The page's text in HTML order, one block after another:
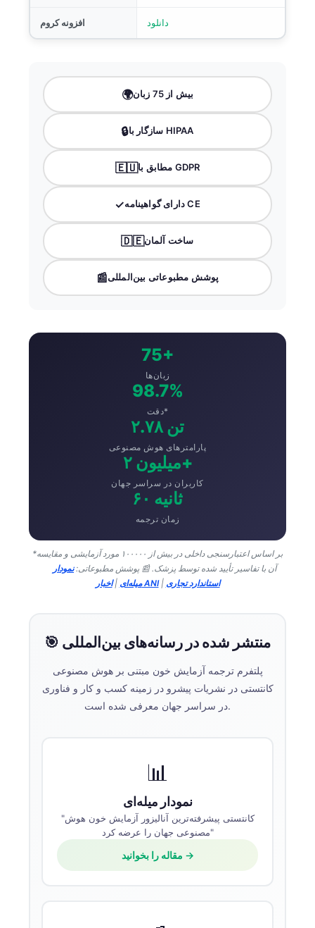
افزونه کروم دانلود
🌍 بیش از 75 زبان
🔒 سازگار با HIPAA
🇪🇺 مطابق با GDPR
✓ دارای گواهینامه CE
🇩🇪ساخت آلمان
📰پوشش مطبوعاتی بین‌المللی
75+
زبان‌ها
98.7%
دقت*
۲.۷۸ تن
پارامترهای هوش مصنوعی
۲ میلیون+
کاربران در سراسر جهان
۶۰ ثانیه
زمان ترجمه
*بر اساس اعتبارسنجی داخلی در بیش از ۱۰۰۰۰۰ مورد آزمایشی و مقایسه
آن با تفاسیر تأیید شده توسط پزشک. 📰 پوشش مطبوعاتی:نمودار
میله‌ای | اخبار ANI| استاندارد تجاری
🎯 منتشر شده در رسانه‌های بین‌المللی
پلتفرم ترجمه آزمایش خون مبتنی بر هوش مصنوعی
کانتستی در نشریات پیشرو در زمینه کسب و کار و فناوری
در سراسر جهان معرفی شده است.
📊
نمودار میله‌ای
"کانتستی پیشرفته‌ترین آنالیزور آزمایش خون هوش
مصنوعی جهان را عرضه کرد"
مقاله را بخوانید →